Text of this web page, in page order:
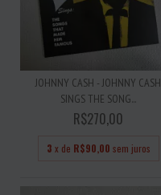
JOHNNY CASH - JOHNNY CASH
SINGS THE SONG...
R$270,00
3 x de R$90,00 sem juros